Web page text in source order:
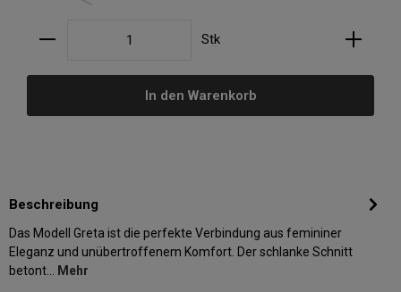
Produkt Anzahl: Gib den gewünschten Wert ein
Stk
In den Warenkorb
Beschreibung
Das Modell Greta ist die perfekte Verbindung aus femininer
Eleganz und unübertroffenem Komfort. Der schlanke Schnitt
betont…
Mehr